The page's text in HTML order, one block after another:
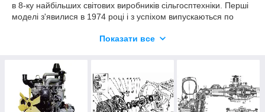
в 8-ку найбільших світових виробників сільгосптехніки. Перші
моделі з'явилися в 1974 році і з успіхом випускаються по
невибагливістю, практичністю і здатністю інтенсивно
експлуатаційними характеристиками трактор МТЗ 80
практично не поступається кращим закордонним зразкам, а
вартість запасних деталей МТЗ 80 непропорційно нижче.
Показати все